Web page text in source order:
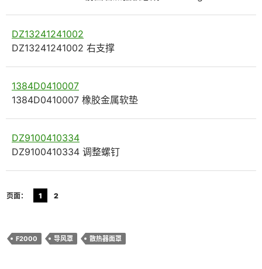
DZ13241241002
DZ13241241002 右支撑
1384D0410007
1384D0410007 橡胶金属软垫
DZ9100410334
DZ9100410334 调整螺钉
页面： 1 2
F2000 导风罩 散热器面罩